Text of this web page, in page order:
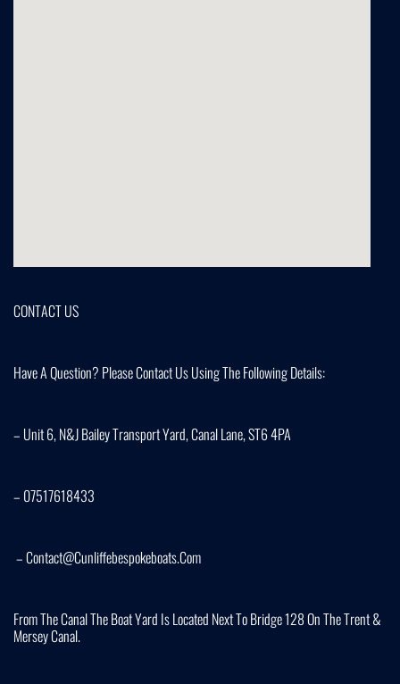
CONTACT US
Have A Question? Please Contact Us Using The Following Details:
– Unit 6, N&J Bailey Transport Yard, Canal Lane, ST6 4PA
– 07517618433
– Contact@cunliffebespokeboats.com
From The Canal The Boat Yard Is Located Next To Bridge 128 On The Trent &
Mersey Canal.